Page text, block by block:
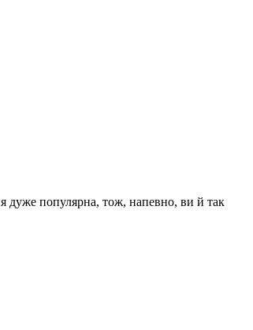
дуже популярна, тож, напевно, ви й так